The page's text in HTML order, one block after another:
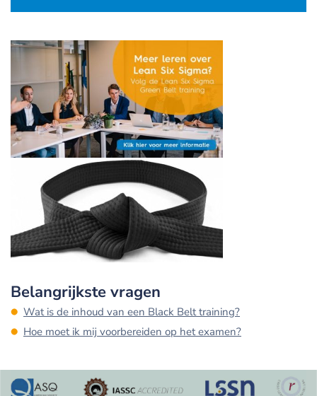
Belangrijkste vragen
Wat is de inhoud van een Black Belt training?
Hoe moet ik mij voorbereiden op het examen?